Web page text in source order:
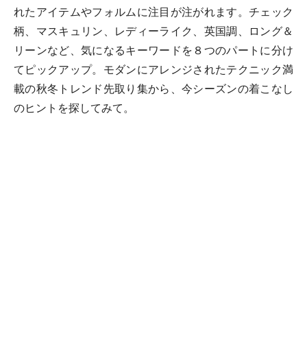
れたアイテムやフォルムに注目が注がれます。チェック
柄、マスキュリン、レディーライク、英国調、ロング＆
リーンなど、気になるキーワードを８つのパートに分け
てピックアップ。モダンにアレンジされたテクニック満
載の秋冬トレンド先取り集から、今シーズンの着こなし
のヒントを探してみて。